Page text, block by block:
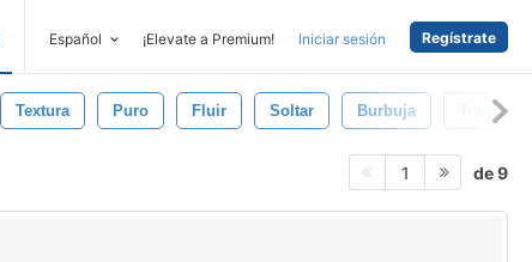
Español ¡Elevate a Premium! Iniciar sesión Regístrate
Textura Puro Fluir Soltar Burbuja
1 de 9